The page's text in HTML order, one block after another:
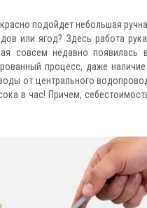
подойдет небольшая
или ягод? Здесь работа
совсем недавно появилась
процесс, даже
от центрального
в час! Причем,